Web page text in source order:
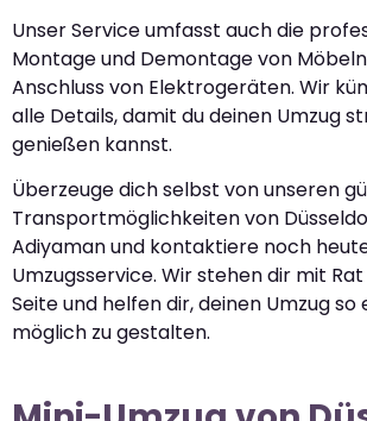
Unser Service umfasst auch die
Montage und Demontage von
Anschluss von Elektrogeräten. Wir
alle Details, damit du deinen Umzug
genießen kannst.
Überzeuge dich selbst von unseren
Transportmöglichkeiten von
Adiyaman und kontaktiere noch
Umzugsservice. Wir stehen dir mit
Seite und helfen dir, deinen Umzug so
möglich zu gestalten.